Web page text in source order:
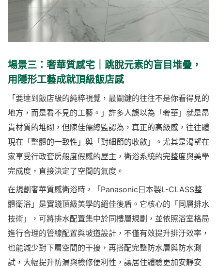
場景三：奢華質感宅｜跳脫元素的盲目堆疊，
用隱形工藝成就頂級飯店感
「要達到飯店級的純粹視覺，最關鍵的往往不是你看得見的
地方，而是看不見的工藝。」許多人誤以為「奢華」就是昂
貴材質的堆砌，但陳佳儒總監認為，真正的高級感，往往體
現在「整體的一致性」與「對細節的收斂」。尤其是渴望在
家享受行政套房般度假感的屋主，衛浴系統的完整度與美學
完成度，直接決定了空間的氣度。
在規劃奢華質感衛浴時，「Panasonic日本製L-CLASS整
體衛浴」是實踐頂級美學的絕佳後盾。它核心的「同層排水
技術」，可將排水配置集中於同樓層規劃，並依照浴室格局
進行合理的管線配置與坡道設計，不僅有效提升排汙效率，
也能減少對下層空間的干擾，再搭配完整防水層與防水測
試，大幅提升防漏與檢修便利性，讓居住體驗更加安靜安